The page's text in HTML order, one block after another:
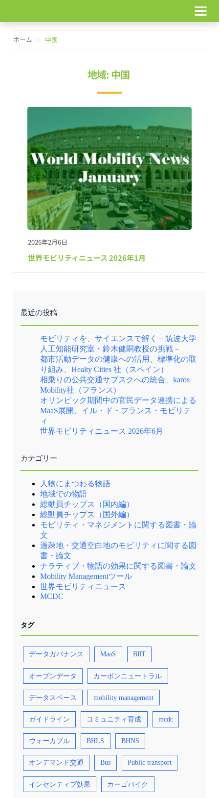
テ
ホーム 中国
地域: 中国
2026年2月6日
世界モビリティニュース 2026年1月
最近の投稿
モビリティを、サイエンスで解く－筑波大学
人工知能研究室・鈴木健嗣教授の挑戦－
都市活動データの健康への活用、標準化の取
り組み、Healty Cities 社（スペイン）
相乗りの公共交通サブスクへの統合、karos
Mobility社（フランス)
オリンピック期間中の官民データ連携による
MaaS展開、イル・ド・フランス・モビリテ
ィ
世界モビリティニュース 2026年6月
カテゴリー
人物にまつわる物語
地域での物語
総動員チップス（国内編）
総動員チップス（国外編）
モビリティ・マネジメントに関する図書・論
文
過疎地・交通空白地のモビリティに関する図
書・論文
ナラティブ・物語の効果に関する図書・論文
Mobility Managementツール
世界モビリティニュース
MCDC
タグ
データガバナンス MaaS BRT
オープンデータ カーボンニュートラル
データスペース mobility management
ガイドライン コミュニティ育成 mcdc
ウォーカブル BHLS BHNS
オンデマンド交通 Bus Public transport
インセンティブ効果 カーゴバイク